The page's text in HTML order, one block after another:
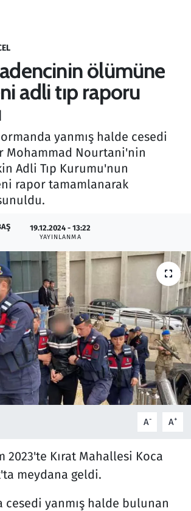
ölümüne
adli tıp raporu
yanmış halde cesedi
Mohammad Nourtani'nin
Adli Tıp Kurumu'nun
rapor tamamlanarak
19.12.2024 - 13:22
YAYINLANMA
A- A+
2023'te Kırat Mahallesi Koca
meydana geldi.
cesedi yanmış halde bulunan